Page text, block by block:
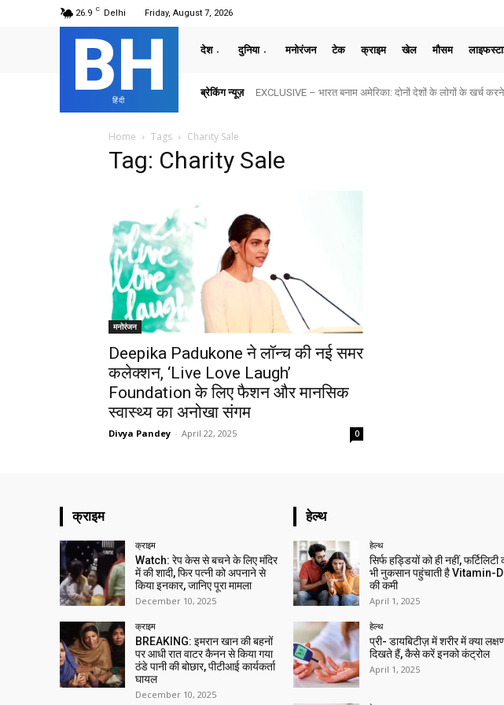
26.9 C Delhi Friday, August 7, 2026
BH
हिंदी
देश दुनिया मनोरंजन टेक क्राइम खेल मौसम
ब्रेकिंग न्यूज़ EXCLUSIVE – भारत बनाम अमेरिका: दोनों देशों के लोगों के खर्च
Home Tags Charity Sale
Tag: Charity Sale
मनोरंजन
Deepika Padukone ने लॉन्च की नई समर
कलेक्शन, ‘Live Love Laugh’
Foundation के लिए फैशन और मानसिक
स्वास्थ्य का अनोखा संगम
Divya Pandey - April 22, 2025 0
क्राइम
क्राइम
Watch: रेप केस से बचने के लिए मंदिर
में की शादी, फिर पत्नी को अपनाने से
किया इनकार, जानिए पूरा मामला
December 10, 2025
क्राइम
BREAKING: इमरान खान की बहनों
पर आधी रात वाटर कैनन से किया गया
ठंडे पानी की बोछार, पीटीआई कार्यकर्ता
घायल
December 10, 2025
हेल्थ
हेल्थ
सिर्फ हड्डियों को ही नहीं, फर्टिलिटी
भी नुकसान पहुंचाती है Vitamin-D
की कमी
April 1, 2025
हेल्थ
प्री- डायबिटीज़ में शरीर में क्या
दिखते हैं, कैसे करें इनको कंट्रोल
April 1, 2025